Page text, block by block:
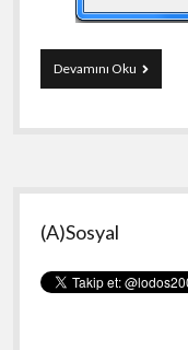
Devamını OkuC#
ile
Oyunu
Yan
Menü
(A)Sosyal